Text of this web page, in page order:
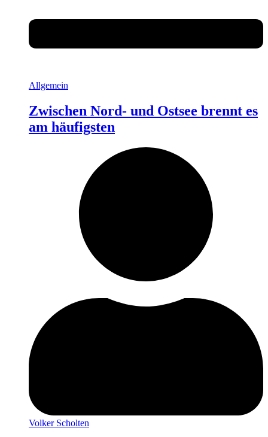
Allgemein
Zwischen Nord- und Ostsee brennt es
am häufigsten
Volker Scholten